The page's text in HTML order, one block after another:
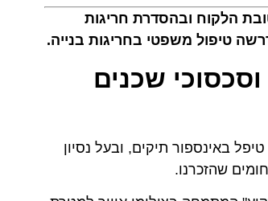
הלקוח ובהסדרת חריגות
טיפול משפטי בחריגות בנייה.
שכנים
באינספור תיקים, ובעל נסיון
שהזכרנו.